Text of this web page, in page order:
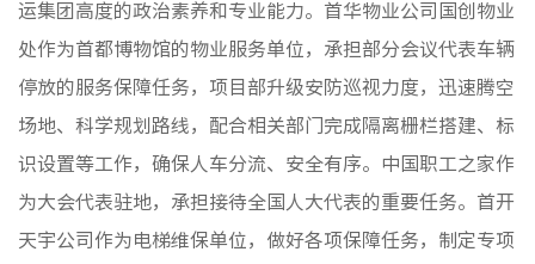
运集团高度的政治素养和专业能力。首华物业公司国创物业
处作为首都博物馆的物业服务单位，承担部分会议代表车辆
停放的服务保障任务，项目部升级安防巡视力度，迅速腾空
场地、科学规划路线，配合相关部门完成隔离栅栏搭建、标
识设置等工作，确保人车分流、安全有序。中国职工之家作
为大会代表驻地，承担接待全国人大代表的重要任务。首开
天宇公司作为电梯维保单位，做好各项保障任务，制定专项